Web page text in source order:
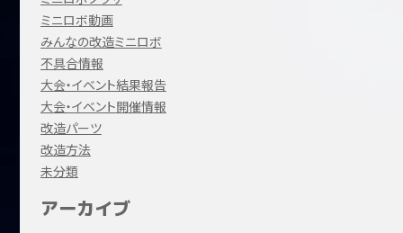
ミニロボ動画
みんなの改造ミニロボ
不具合情報
大会・イベント結果報告
大会・イベント開催情報
改造パーツ
改造方法
未分類
アーカイブ